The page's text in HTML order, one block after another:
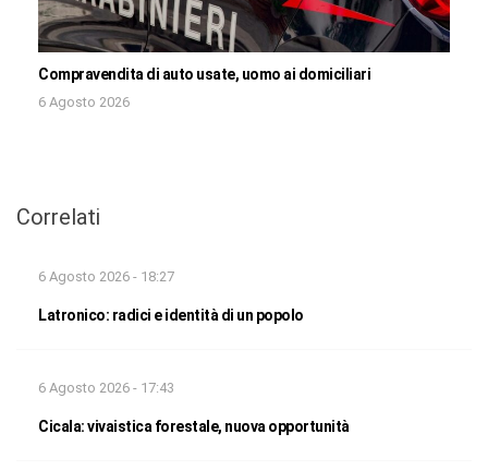
Compravendita di auto usate, uomo ai domiciliari
6 Agosto 2026
Correlati
6 Agosto 2026 - 18:27
Latronico: radici e identità di un popolo
6 Agosto 2026 - 17:43
Cicala: vivaistica forestale, nuova opportunità